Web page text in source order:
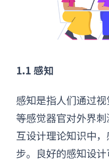
1.1 感知
感知是指人们通过
等感觉器官对外界
互设计理论知识中
步。良好的感知设